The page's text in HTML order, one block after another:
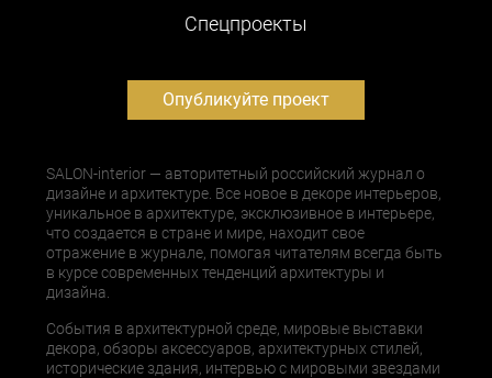
Cпецпроекты
Опубликуйте проект
SALON-interior — авторитетный российский журнал о
дизайне и архитектуре. Все новое в декоре интерьеров,
уникальное в архитектуре, эксклюзивное в интерьере,
что создается в стране и мире, находит свое
отражение в журнале, помогая читателям всегда быть
в курсе современных тенденций архитектуры и
дизайна.
События в архитектурной среде, мировые выставки
декора, обзоры аксессуаров, архитектурных стилей,
исторические здания, интервью с мировыми звездами